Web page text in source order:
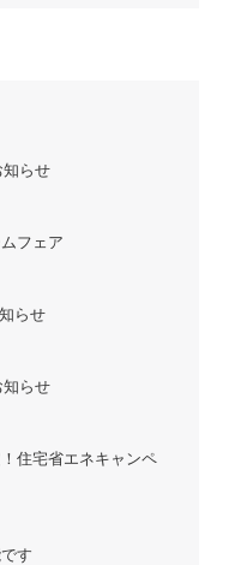
知らせ
フェア
らせ
知らせ
住宅省エネキャンペ
す